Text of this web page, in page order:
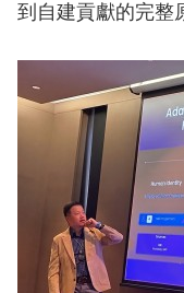
到自建貢獻的完整